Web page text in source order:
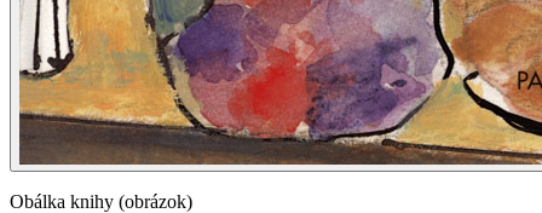
Obálka knihy (obrázok)